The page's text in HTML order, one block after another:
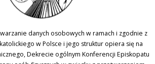
danych osobowych w ramach i zgodnie z
katolickiego w Polsce i jego struktur opiera się na
Dekrecie ogólnym Konferencji Episkopatu